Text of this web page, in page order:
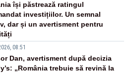
își păstrează ratingul
investițiilor. Un semnal
dar și un avertisment pentru
08:51
Dan, avertisment după decizia
„România trebuie să revină la